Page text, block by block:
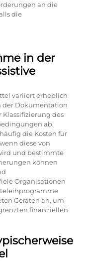
an die
die
in der
variiert erheblich
der Dokumentation
des
ab.
die Kosten für
diese von
und bestimmte
können
Organisationen
Geräten an, um
finanziellen